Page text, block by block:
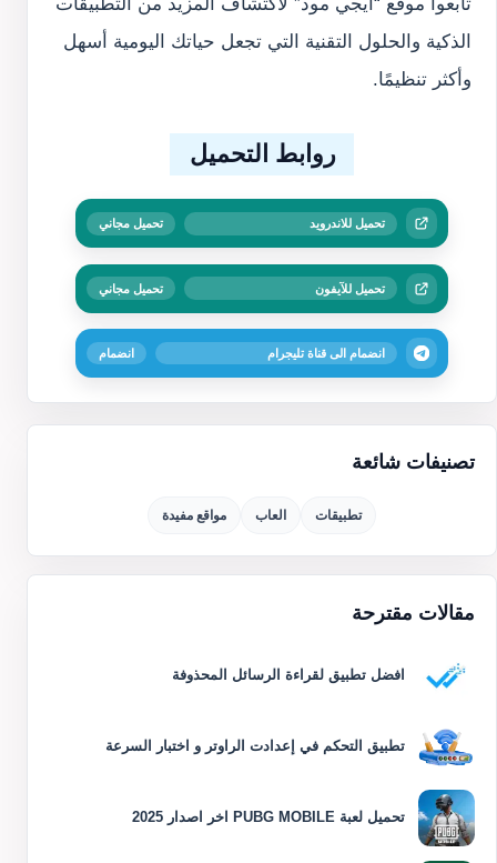
تصنيفات شائعة
تطبيقات العاب مواقع مفيدة
مقالات مقترحة
افضل تطبيق لقراءة الرسائل المحذوفة
تطبيق التحكم في إعدادت الراوتر و اختبار السرعة
تحميل لعبة PUBG MOBILE اخر اصدار 2025
الذكية والحلول التقنية التي تجعل حياتك اليومية أسهل
وأكثر تنظيمًا.
روابط التحميل
تحميل للاندرويد تحميل مجاني
تحميل للآيفون تحميل مجاني
انضمام الى قناة تليجرام انضمام